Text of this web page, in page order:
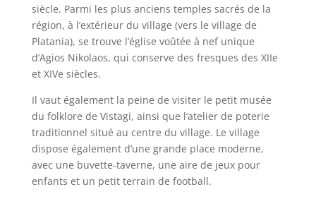
siècle. Parmi les plus anciens temples sacrés de la
région, à l’extérieur du village (vers le village de
Platania), se trouve l’église voûtée à nef unique
d’Agios Nikolaos, qui conserve des fresques des XIIe
et XIVe siècles.
Il vaut également la peine de visiter le petit musée
du folklore de Vistagi, ainsi que l’atelier de poterie
traditionnel situé au centre du village. Le village
dispose également d’une grande place moderne,
avec une buvette-taverne, une aire de jeux pour
enfants et un petit terrain de football.